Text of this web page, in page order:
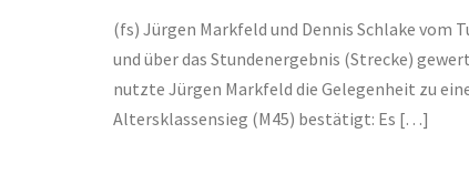
(fs) Jürgen Markfeld und Dennis Schlake vom
und über das Stundenergebnis (Strecke)
nutzte Jürgen Markfeld die Gelegenheit zu
Altersklassensieg (M45) bestätigt: Es […]